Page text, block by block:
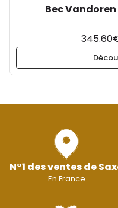
Bec
N°1 des ventes de
En France